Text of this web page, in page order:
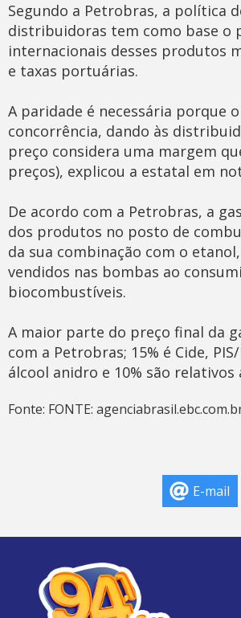
Segundo a Petrobras, a política
distribuidoras tem como base o
internacionais desses produtos
e taxas portuárias.
A paridade é necessária
concorrência, dando às
preço considera uma margem
preços), explicou a estatal em
De acordo com a Petrobras, a
dos produtos no posto de
da sua combinação com o
vendidos nas bombas ao
biocombustíveis.
A maior parte do preço final da
com a Petrobras; 15% é Cide,
álcool anidro e 10% são
Fonte: FONTE:
E-mail